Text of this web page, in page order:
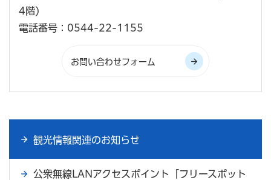
4階)
電話番号：0544-22-1155
観光情報関連のお知らせ
公衆無線LANアクセスポイント「フリースポット